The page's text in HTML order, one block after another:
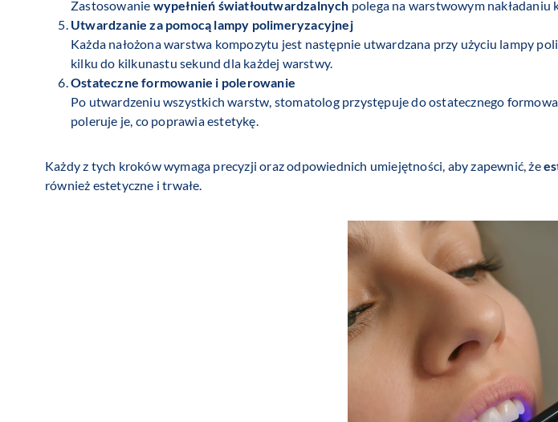
Zastosowanie wypełnień światłoutwardzalnych polega na warstwowym nakładaniu
Utwardzanie za pomocą lampy polimeryzacyjnej
Każda nałożona warstwa kompozytu jest następnie utwardzana przy użyciu lampy
kilku do kilkunastu sekund dla każdej warstwy.
Ostateczne formowanie i polerowanie
Po utwardzeniu wszystkich warstw, stomatolog przystępuje do ostatecznego
poleruje je, co poprawia estetykę.
Każdy z tych kroków wymaga precyzji oraz odpowiednich umiejętności, aby zapewnić, że
również estetyczne i trwałe.